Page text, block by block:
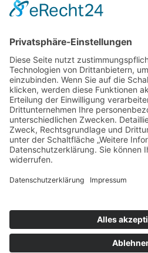
Weitere Informationen
Kontakt
Newsletter
FAQ
Schlagworte
Datenschutz
Impressum
Copyright ©